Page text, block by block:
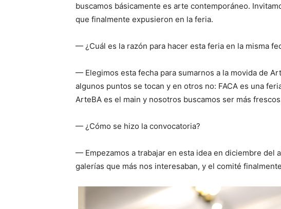
buscamos básicamente es arte contemporáneo.
que finalmente expusieron en la feria.
— ¿Cuál es la razón para hacer esta feria en la misma
— Elegimos esta fecha para sumarnos a la movida de
algunos puntos se tocan y en otros no: FACA es una
ArteBA es el main y nosotros buscamos ser más
— ¿Cómo se hizo la convocatoria?
— Empezamos a trabajar en esta idea en diciembre del
galerías que más nos interesaban, y el comité